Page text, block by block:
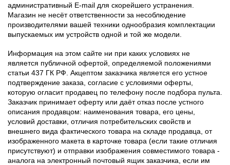
административный E-mail для скорейшего устранения.
Магазин не несёт ответственности за несоблюдение
производителями вашей техники однообразия комплектации
выпускаемых им устройств одной и той же модели.
Информация на этом сайте ни при каких условиях не
является публичной офертой, определяемой положениями
статьи 437 ГК РФ. Акцептом заказчика является его устное
подтверждение заказа, согласие с условиями оферты,
которую огласит продавец по телефону после подбора пульта.
Заказчик принимает оферту или даёт отказ после устного
описания продавцом: наименования товара, его цены,
условий доставки, отличия потребительских свойств и
внешнего вида фактического товара на складе продавца, от
изображенного макета в карточке товара (если такие отличия
присутствуют) и отправки изображения совместимого товара -
аналога на электронный почтовый ящик заказчика, если им